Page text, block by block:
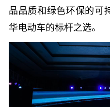
品品质和绿色环保的可
华电动车的标杆之选。